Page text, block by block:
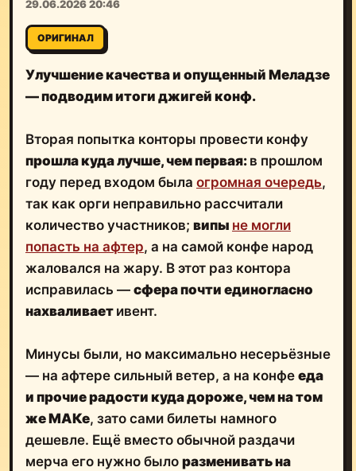
29.06.2026 20:46
ОРИГИНАЛ
Улучшение качества и опущенный Меладзе
— подводим итоги джигей конф.
Вторая попытка конторы провести конфу
прошла куда лучше, чем первая: в прошлом
году перед входом была огромная очередь,
так как орги неправильно рассчитали
количество участников; випы не могли
попасть на афтер, а на самой конфе народ
жаловался на жару. В этот раз контора
исправилась — сфера почти единогласно
нахваливает ивент.
Минусы были, но максимально несерьёзные
— на афтере сильный ветер, а на конфе еда
и прочие радости куда дороже, чем на том
же МАКе, зато сами билеты намного
дешевле. Ещё вместо обычной раздачи
мерча его нужно было разменивать на